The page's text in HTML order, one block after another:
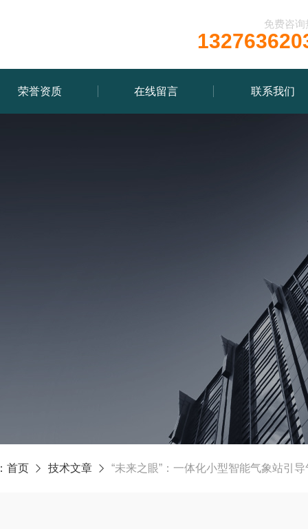
免费咨询
荣誉资质 在线留言 联系我们
首页 技术文章 “未来之眼”：一体化小型智能气象站引